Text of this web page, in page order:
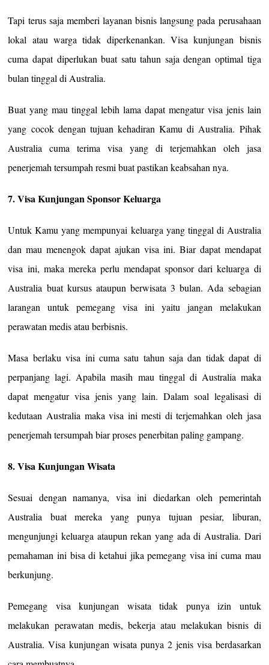
Tapi terus saja memberi layanan bisnis langsung pada perusahaan
lokal atau warga tidak diperkenankan. Visa kunjungan bisnis
cuma dapat diperlukan buat satu tahun saja dengan optimal tiga
bulan tinggal di Australia.
Buat yang mau tinggal lebih lama dapat mengatur visa jenis lain
yang cocok dengan tujuan kehadiran Kamu di Australia. Pihak
Australia cuma terima visa yang di terjemahkan oleh jasa
penerjemah tersumpah resmi buat pastikan keabsahan nya.
7. Visa Kunjungan Sponsor Keluarga
Untuk Kamu yang mempunyai keluarga yang tinggal di Australia
dan mau menengok dapat ajukan visa ini. Biar dapat mendapat
visa ini, maka mereka perlu mendapat sponsor dari keluarga di
Australia buat kursus ataupun berwisata 3 bulan. Ada sebagian
larangan untuk pemegang visa ini yaitu jangan melakukan
perawatan medis atau berbisnis.
Masa berlaku visa ini cuma satu tahun saja dan tidak dapat di
perpanjang lagi. Apabila masih mau tinggal di Australia maka
dapat mengatur visa jenis yang lain. Dalam soal legalisasi di
kedutaan Australia maka visa ini mesti di terjemahkan oleh jasa
penerjemah tersumpah biar proses penerbitan paling gampang.
8. Visa Kunjungan Wisata
Sesuai dengan namanya, visa ini diedarkan oleh pemerintah
Australia buat mereka yang punya tujuan pesiar, liburan,
mengunjungi keluarga ataupun rekan yang ada di Australia. Dari
pemahaman ini bisa di ketahui jika pemegang visa ini cuma mau
berkunjung.
Pemegang visa kunjungan wisata tidak punya izin untuk
melakukan perawatan medis, bekerja atau melakukan bisnis di
Australia. Visa kunjungan wisata punya 2 jenis visa berdasarkan